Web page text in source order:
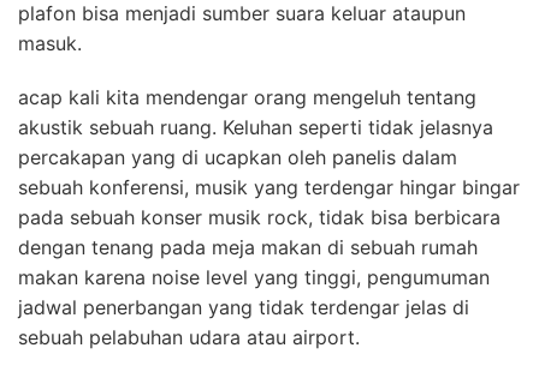
plafon bisa menjadi sumber suara keluar ataupun
masuk.
acap kali kita mendengar orang mengeluh tentang
akustik sebuah ruang. Keluhan seperti tidak jelasnya
percakapan yang di ucapkan oleh panelis dalam
sebuah konferensi, musik yang terdengar hingar bingar
pada sebuah konser musik rock, tidak bisa berbicara
dengan tenang pada meja makan di sebuah rumah
makan karena noise level yang tinggi, pengumuman
jadwal penerbangan yang tidak terdengar jelas di
sebuah pelabuhan udara atau airport.